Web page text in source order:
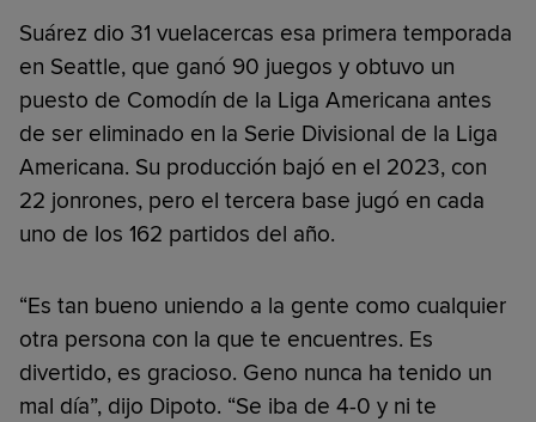
Suárez dio 31 vuelacercas esa primera temporada
en Seattle, que ganó 90 juegos y obtuvo un
puesto de Comodín de la Liga Americana antes
de ser eliminado en la Serie Divisional de la Liga
Americana. Su producción bajó en el 2023, con
22 jonrones, pero el tercera base jugó en cada
uno de los 162 partidos del año.
“Es tan bueno uniendo a la gente como cualquier
otra persona con la que te encuentres. Es
divertido, es gracioso. Geno nunca ha tenido un
mal día”, dijo Dipoto. “Se iba de 4-0 y ni te